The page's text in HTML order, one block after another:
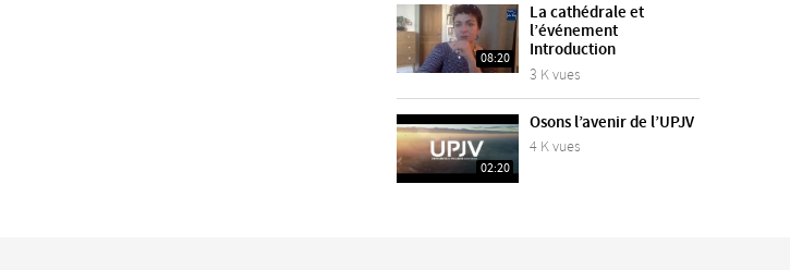
08:20
La cathédrale et
l’événement
Introduction
3 K vues
02:20
Osons l’avenir de l’UPJV
4 K vues